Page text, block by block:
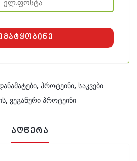
, პროტეინი, საკვები
, ვეგანური პროტეინი
აღწერა